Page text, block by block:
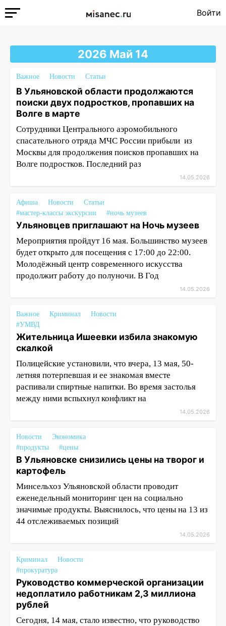
Войти
2026 Май 14
Важное Новости Статьи
В Ульяновской области продолжаются
поиски двух подростков, пропавших на
Волге в марте
Сотрудники Центрального аэромобильного
спасательного отряда МЧС России прибыли из
Москвы для продолжения поисков пропавших на
Волге подростков. Последний раз
14.05.2026
Афиша Новости
Статьи
#мастер-классы экскурсии
#ночь музеев
Ульяновцев приглашают на Ночь музеев
Мероприятия пройдут 16 мая. Большинство музеев
будет открыто для посещения с 17:00 до 22:00.
Молодёжный центр современного искусства
продолжит работу до полуночи. В Год
14.05.2026
Важное Криминал
Новости
#УМВД
Жительница Ишеевки избила знакомую
скалкой
Полицейские установили, что вчера, 13 мая, 50-
летняя потерпевшая и ее знакомая вместе
распивали спиртные напитки. Во время застолья
между ними вспыхнул конфликт на
14.05.2026
Новости
Экономика
#продукты
#цены
В Ульяновске снизились цены на творог и
картофель
Минсельхоз Ульяновской области проводит
еженедельный мониторинг цен на социально
значимые продукты. Выяснилось, что цены на 13 из
44 отслеживаемых позиций
14.05.2026
Криминал
Новости
#прокуратура
Руководство коммерческой организации
недоплатило работникам 2,3 миллиона
рублей
Сегодня, 14 мая, стало известно, что руководство